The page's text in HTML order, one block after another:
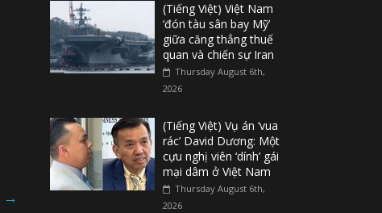
→
(Tiếng Việt) Việt Nam
‘đón tàu sân bay Mỹ’
giữa căng thẳng thuế
quan và chiến sự Iran
Thursday August 6th,
2026
(Tiếng Việt) Vụ án ‘vua
rác’ David Dương: Một
cựu nghị viên ‘dính’ gái
mại dâm ở Việt Nam
Thursday August 6th,
2026